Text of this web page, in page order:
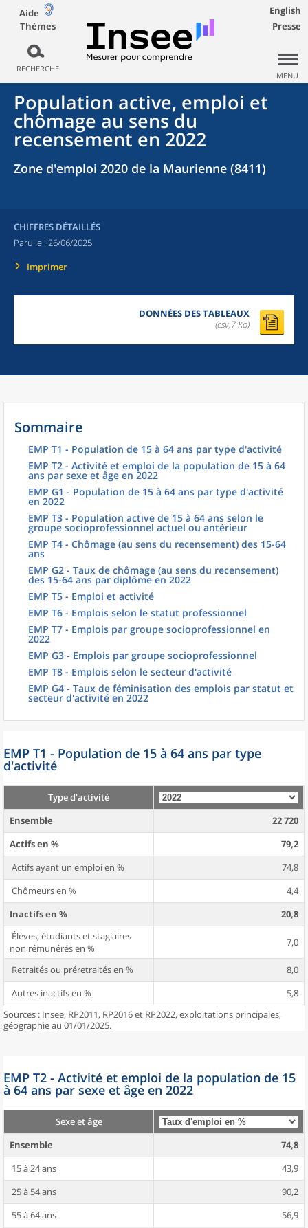
Aide
Thèmes
RECHERCHE
English
Presse
MENU
Population active, emploi et
chômage au sens du
recensement en 2022
Zone d'emploi 2020 de la Maurienne (8411)
CHIFFRES DÉTAILLÉS
Paru le : 26/06/2025
Imprimer
DONNÉES DES TABLEAUX
(csv,7 Ko)
Sommaire
EMP T1 - Population de 15 à 64 ans par type d'activité
EMP T2 - Activité et emploi de la population de 15 à 64
ans par sexe et âge en 2022
EMP G1 - Population de 15 à 64 ans par type d'activité
en 2022
EMP T3 - Population active de 15 à 64 ans selon le
groupe socioprofessionnel actuel ou antérieur
EMP T4 - Chômage (au sens du recensement) des 15-64
ans
EMP G2 - Taux de chômage (au sens du recensement)
des 15-64 ans par diplôme en 2022
EMP T5 - Emploi et activité
EMP T6 - Emplois selon le statut professionnel
EMP T7 - Emplois par groupe socioprofessionnel en
2022
EMP G3 - Emplois par groupe socioprofessionnel
EMP T8 - Emplois selon le secteur d'activité
EMP G4 - Taux de féminisation des emplois par statut et
secteur d'activité en 2022
EMP T1 - Population de 15 à 64 ans par type
d'activité
Type d'activité
Ensemble
22 720
Actifs en %
79,2
Actifs ayant un emploi en %
74,8
Chômeurs en %
4,4
Inactifs en %
20,8
Élèves, étudiants et stagiaires
non rémunérés en %
7,0
Retraités ou préretraités en %
8,0
Autres inactifs en %
5,8
Sources : Insee, RP2011, RP2016 et RP2022, exploitations principales,
géographie au 01/01/2025.
EMP T2 - Activité et emploi de la population de 15
à 64 ans par sexe et âge en 2022
Sexe et âge
Ensemble
74,8
15 à 24 ans
43,9
25 à 54 ans
90,2
55 à 64 ans
56,9